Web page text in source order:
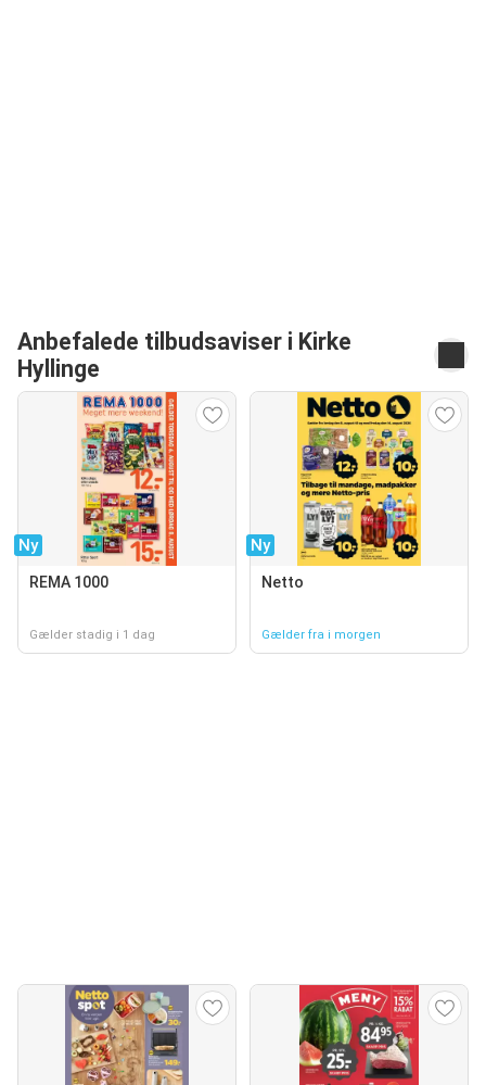
Anbefalede tilbudsaviser i Kirke
Hyllinge
Ny
REMA 1000
Gælder stadig i 1 dag
Ny
Netto
Gælder fra i morgen